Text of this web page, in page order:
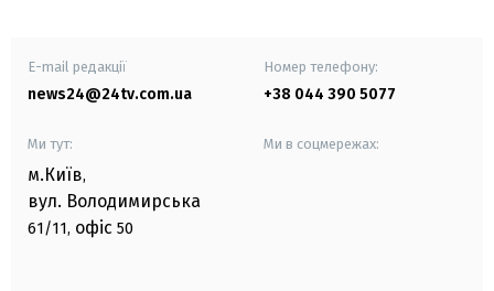
E-mail редакції
news24@24tv.com.ua
Номер телефону:
+38 044 390 5077
Ми тут:
м.Київ,
вул. Володимирська
61/11, офіс 50
Ми в соцмережах: